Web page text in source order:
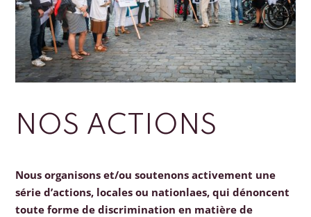
NOS ACTIONS
Nous organisons et/ou soutenons activement une
série d’actions, locales ou nationlaes, qui dénoncent
toute forme de discrimination en matière de